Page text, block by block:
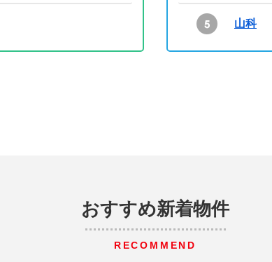
山科
おすすめ新着物件
RECOMMEND